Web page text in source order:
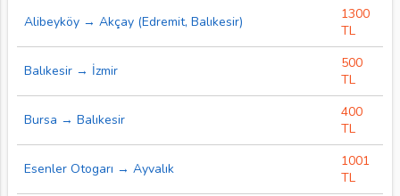
Alibeyköy → Akçay (Edremit, Balıkesir)
1300
TL
Balıkesir → İzmir
500
TL
Bursa → Balıkesir
400
TL
Esenler Otogarı → Ayvalık
1001
TL